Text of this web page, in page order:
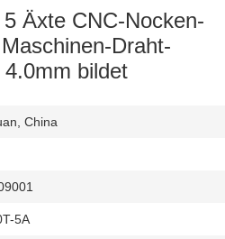
Äxte CNC-Nocken-
Draht-
4.0mm bildet
China
5A